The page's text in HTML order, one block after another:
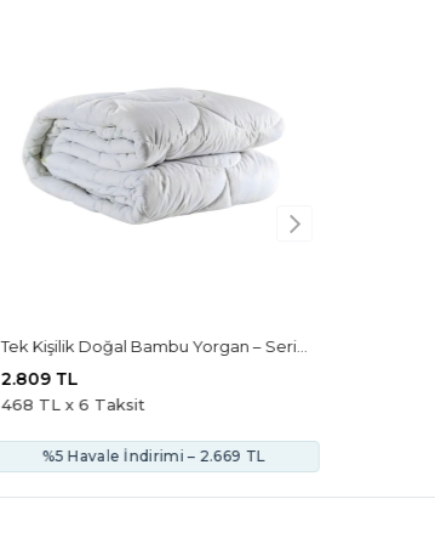
Tek Kişilik Doğal Bambu Yorgan – Serinlik Hissi Veren, Antialerjik Ve Hafif Uyku Konforu
2.809 TL
468 TL x 6 Taksit
%5 Havale İndirimi – 2.669 TL